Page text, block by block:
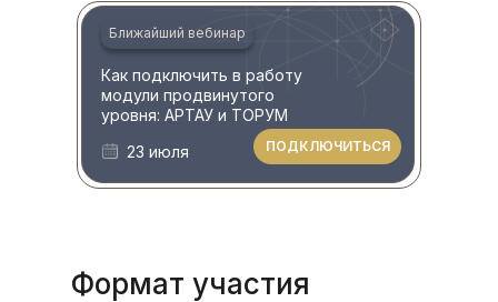
Как подключить в работу
модули продвинутого
уровня: АРТАУ и ТОРУМ
23 июля
Ближайший вебинар
ПОДКЛЮЧИТЬСЯ
Формат участия